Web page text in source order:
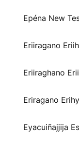
Epéna New
Eriiragano
Eriiraghano
Eriragano
Eyacuiñajjija